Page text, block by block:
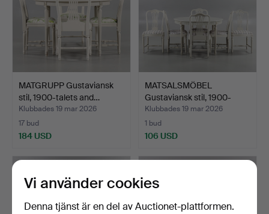
MATGRUPP Gustaviansk
stil, 1900-talets and…
Klubbades 19 mar 2026
17 bud
184 USD
MATSALSMÖBEL
Gustaviansk stil, 1900-
talets…
Klubbades 19 mar 2026
1 bud
106 USD
Vi använder cookies
Denna tjänst är en del av Auctionet-plattformen.